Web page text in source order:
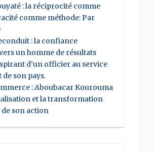
: la réciprocité comme
comme méthode: Par
: la confiance
un homme de résultats
d’un officier au service
son pays.
: Aboubacar Kourouma
et la transformation
son action